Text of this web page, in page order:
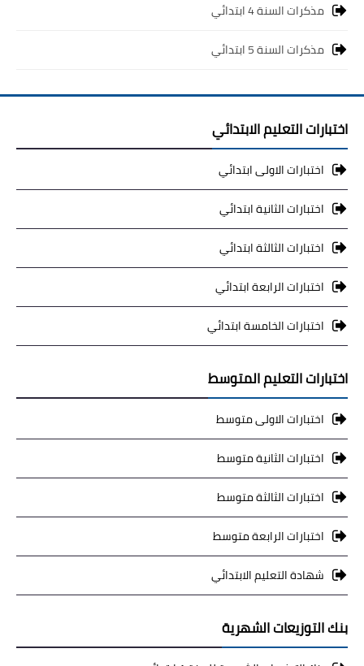
مذكرات السنة 4 ابتدائي
مذكرات السنة 5 ابتدائي
اختبارات التعليم الابتدائي
اختبارات الاولى ابتدائي
اختبارات الثانية ابتدائي
اختبارات الثالثة ابتدائي
اختبارات الرابعة ابتدائي
اختبارات الخامسة ابتدائي
اختبارات التعليم المتوسط
اختبارات الاولى متوسط
اختبارات الثانية متوسط
اختبارات الثالثة متوسط
اختبارات الرابعة متوسط
شهادة التعليم الابتدائي
بنك التوزيعات الشهرية